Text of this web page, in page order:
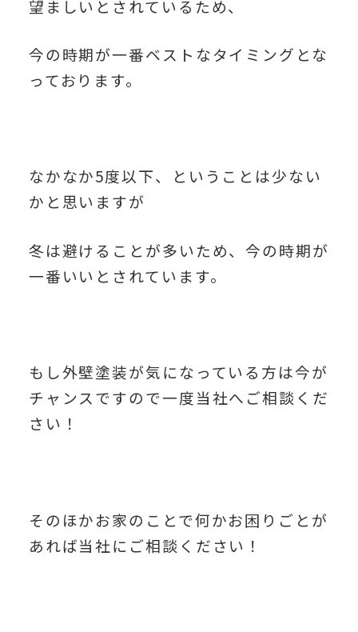
望ましいとされているため、
今の時期が一番ベストなタイミングとな
っております。
なかなか5度以下、ということは少ない
かと思いますが
冬は避けることが多いため、今の時期が
一番いいとされています。
もし外壁塗装が気になっている方は今が
チャンスですので一度当社へご相談くだ
さい！
そのほかお家のことで何かお困りごとが
あれば当社にご相談ください！